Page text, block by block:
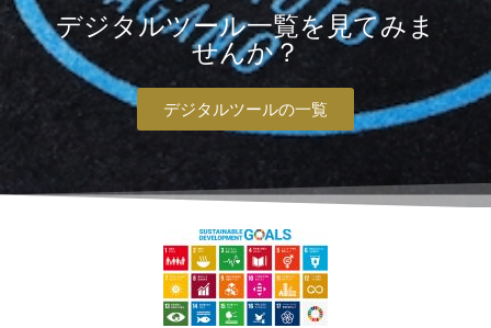
デジタルツール一覧を見てみま
せんか？
デジタルツールの一覧